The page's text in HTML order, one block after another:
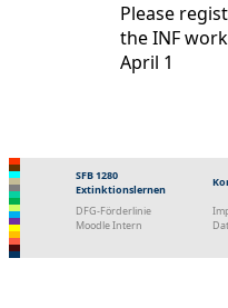
Please
the INF
April 1
SFB 1280
Extinktionslernen
DFG-Förderlinie
Moodle Intern